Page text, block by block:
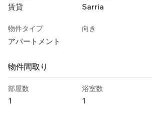
賃貸 Sarria
物件タイプ
アパートメント
向き
物件間取り
部屋数
1
浴室数
1